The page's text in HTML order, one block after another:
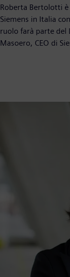
Roberta Bertolotti
Siemens in Italia
ruolo farà parte del
Masoero, CEO di